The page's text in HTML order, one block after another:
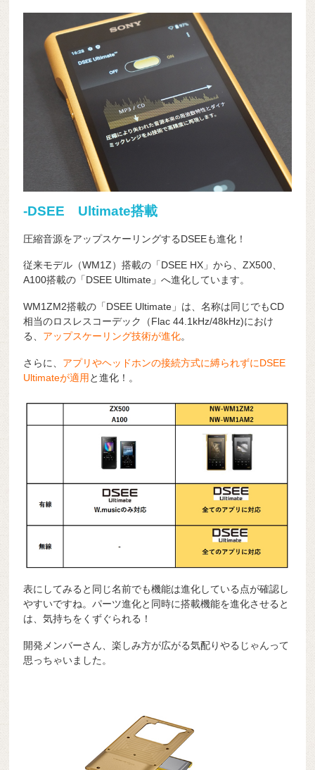
-DSEE Ultimate搭載
圧縮音源をアップスケーリングするDSEEも進化！
従来モデル（WM1Z）搭載の「DSEE HX」から、ZX500、
A100搭載の「DSEE Ultimate」へ進化しています。
WM1ZM2搭載の「DSEE Ultimate」は、名称は同じでもCD
相当のロスレスコーデック（Flac 44.1kHz/48kHz)におけ
る、 アップスケーリング技術が進化。
さらに、 アプリやヘッドホンの接続方式に縛られずにDSEE
Ultimateが適用 と進化！。
表にしてみると同じ名前でも機能は進化している点が確認し
やすいですね。パーツ進化と同時に搭載機能を進化させると
は、気持ちをくずぐられる！
開発メンバーさん、楽しみ方が広がる気配りやるじゃんって
思っちゃいました。